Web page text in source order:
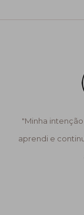
"Minha
aprendi e